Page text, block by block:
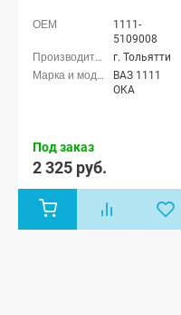
1111-
5109008
г. Тольятти
ВАЗ 1111
ОКА
Под заказ
2 325 руб.